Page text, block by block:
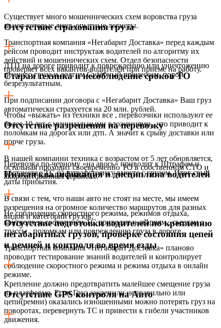
Существует много мошеннических схем воровства груза
знают которые лишь опытные логисты.
Транспортная компания «Негабарит Доставка» перед каждым
рейсом проводит инструктаж водителей по алгоритму их
действий и мошеннических схем. Отдел безопасности
проверяет всех вакантов-водителей при приеме на работу.
Отсутствие страхования груза
ДТП на дороге приводит к повреждению или уничтожению
ценного груза и долгим Судебный процессам, порой
безрезультатным.
При подписании договора с «Негабарит Доставка» Ваш груз
автоматически страхуется на 20 млн. рублей.
Старая техника и несоблюдение сроков ТО
Чтобы «выжать» из техники все , перевозчики используют ее
более 10 лет с минимальными вложениями,, что приводит к
поломкам на дорогах или дтп. А значит к срыву доставки или
порче груза.
В нашей компании техника с возрастом от 5 лет обновляется,
остальная проходит своевременно ТО в собственном СТО и
аккредитованных сервисах.
Отсутствие разрешения на перевозку
Перевозка по-черному «на авось» приводит к Штрафам и
постановке ТС на штрафстоянку вместе с грузом. Итог срыв
даты прибытия.
В связи с тем, что наши авто не стоят на месте, мы имеем
разрешения на огромное количество маршрутов для разных
видов и категорий грузов.
Низкая квалификация и дисциплина водителей
Не соблюдение скоростного режима, режимов отдыха,
контроля за состоянием ТС приводит к авариям , съездам с
трассы , поломкам или повреждению груза в дороге.
Транспортная компания «Негабарит Доставка» планово
проводит тестирование знаний водителей и контролирует
соблюдение скоростного режима и режима отдыха в онлайн
режиме.
Отсутствие подготовки водителей по креплению
негабаритных грузов, проверке состояния цепей
и ремней и контроля во время езды
Крепление должно предотвратить малейшее смещение груза
на платформе. Если Груз закрепили неправильно или
цепи(ремни) оказались изношенными можно потерять груз на
поворотах, перевернуть ТС и привести к гибели участников
движения.
Отсутствие GPS контроля на Авто